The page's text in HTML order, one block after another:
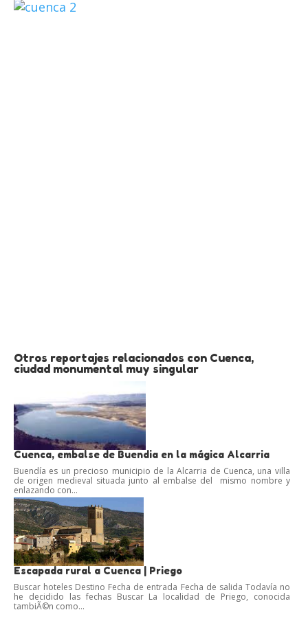
Otros reportajes relacionados con Cuenca,
ciudad monumental muy singular
Cuenca, embalse de Buendia en la mágica Alcarria
Buendía es un precioso municipio de la Alcarria de Cuenca, una villa
de origen medieval situada junto al embalse del mismo nombre y
enlazando con...
Escapada rural a Cuenca | Priego
Buscar hoteles Destino Fecha de entrada Fecha de salida Todavía no
he decidido las fechas Buscar La localidad de Priego, conocida
tambiÃ©n como...